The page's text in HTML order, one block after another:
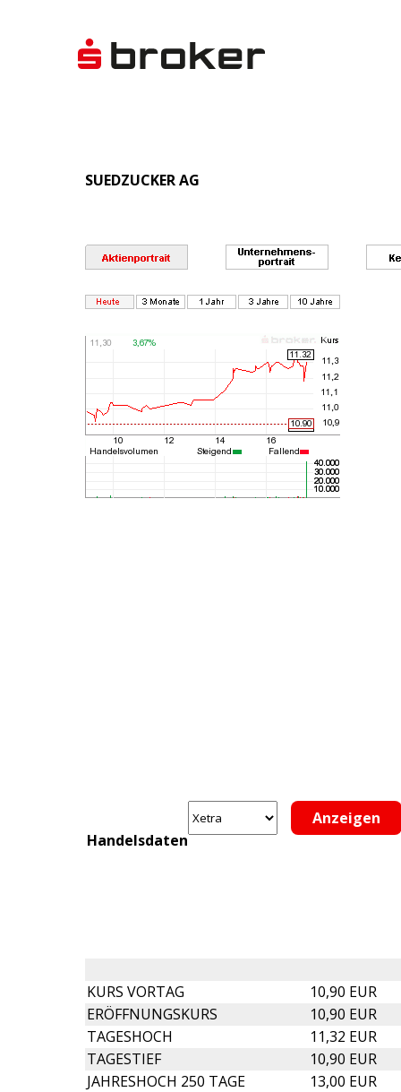
SUEDZUCKER AG
Handelsdaten
KURS VORTAG
10,90 EUR
ERÖFFNUNGSKURS
10,90 EUR
TAGESHOCH
11,32 EUR
TAGESTIEF
10,90 EUR
JAHRESHOCH 250 TAGE
13,00 EUR